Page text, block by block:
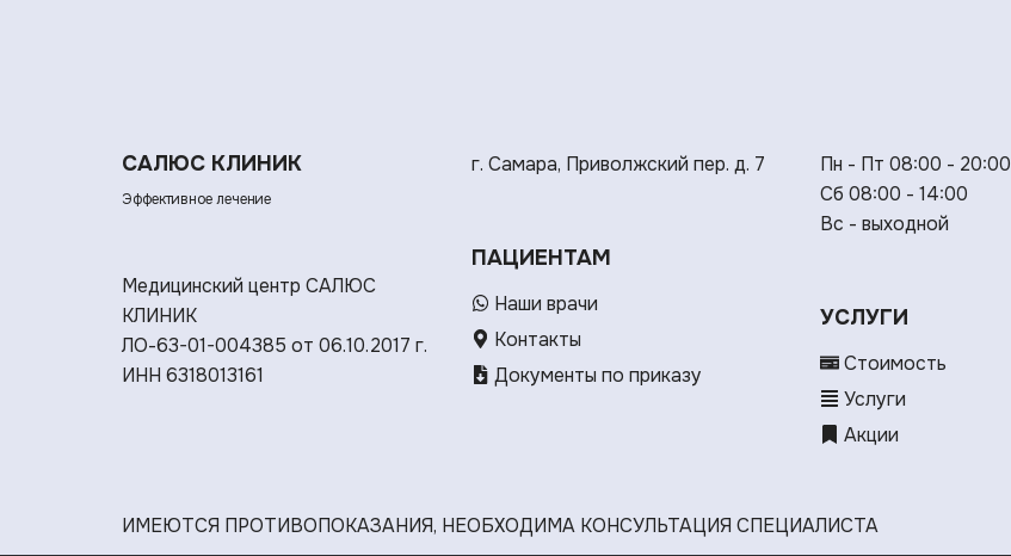
САЛЮС КЛИНИК
Эффективное лечение
Медицинский центр САЛЮС
КЛИНИК
ЛО-63-01-004385 от 06.10.2017 г.
ИНН 6318013161
г. Самара, Приволжский пер. д. 7
ПАЦИЕНТАМ
Наши врачи
Контакты
Документы по приказу
Пн - Пт 08:00 - 20:00
Сб 08:00 - 14:00
Вс - выходной
УСЛУГИ
Стоимость
Услуги
Акции
ИМЕЮТСЯ ПРОТИВОПОКАЗАНИЯ, НЕОБХОДИМА КОНСУЛЬТАЦИЯ СПЕЦИАЛИСТА